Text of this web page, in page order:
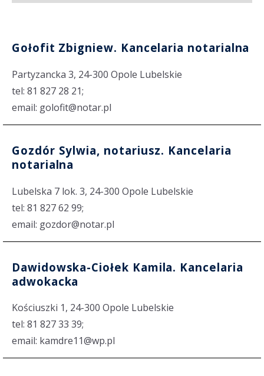
Gołofit Zbigniew. Kancelaria notarialna
Partyzancka 3, 24-300 Opole Lubelskie
tel: 81 827 28 21;
email: golofit@notar.pl
Gozdór Sylwia, notariusz. Kancelaria
notarialna
Lubelska 7 lok. 3, 24-300 Opole Lubelskie
tel: 81 827 62 99;
email: gozdor@notar.pl
Dawidowska-Ciołek Kamila. Kancelaria
adwokacka
Kościuszki 1, 24-300 Opole Lubelskie
tel: 81 827 33 39;
email: kamdre11@wp.pl